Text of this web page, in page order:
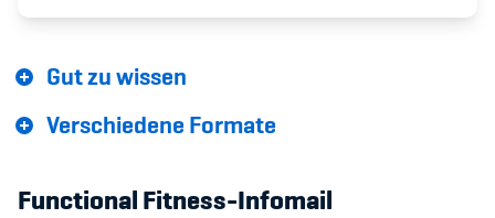
Blog
Diversität & Inklusion
Infomails
Gut zu wissen
Verschiedene Formate
Functional Fitness-Infomail